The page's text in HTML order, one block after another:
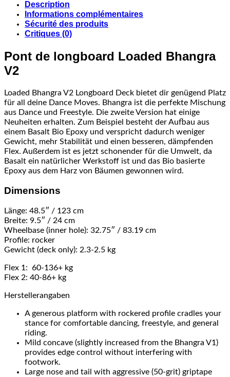
Description
Informations complémentaires
Sécurité des produits
Critiques (0)
Pont de longboard Loaded Bhangra
V2
Loaded Bhangra V2 Longboard Deck bietet dir genügend Platz
für all deine Dance Moves. Bhangra ist die perfekte Mischung
aus Dance und Freestyle. Die zweite Version hat einige
Neuheiten erhalten. Zum Beispiel besteht der Aufbau aus
einem Basalt Bio Epoxy und verspricht dadurch weniger
Gewicht, mehr Stabilität und einen besseren, dämpfenden
Flex. Außerdem ist es jetzt schonender für die Umwelt, da
Basalt ein natürlicher Werkstoff ist und das Bio basierte
Epoxy aus dem Harz von Bäumen gewonnen wird.
Dimensions
Länge: 48.5″ / 123 cm
Breite: 9.5″ / 24 cm
Wheelbase (inner hole): 32.75″ / 83.19 cm
Profile: rocker
Gewicht (deck only): 2.3-2.5 kg
Flex 1: 60-136+ kg
Flex 2: 40-86+ kg
Herstellerangaben
A generous platform with rockered profile cradles your
stance for comfortable dancing, freestyle, and general
riding.
Mild concave (slightly increased from the Bhangra V1)
provides edge control without interfering with
footwork.
Large nose and tail with aggressive (50-grit) griptape